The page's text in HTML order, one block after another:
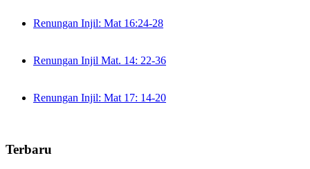
Renungan Injil: Mat 16:24-28
Renungan Injil Mat. 14: 22-36
Renungan Injil: Mat 17: 14-20
Terbaru